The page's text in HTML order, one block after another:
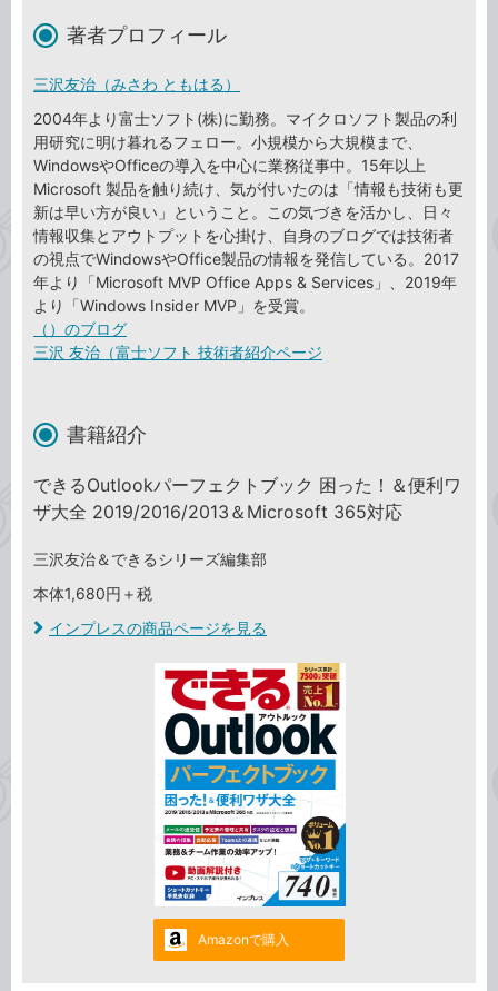
著者プロフィール
三沢友治（みさわ ともはる）
2004年より富士ソフト(株)に勤務。マイクロソフト製品の利
用研究に明け暮れるフェロー。小規模から大規模まで、
WindowsやOfficeの導入を中心に業務従事中。15年以上
Microsoft 製品を触り続け、気が付いたのは「情報も技術も更
新は早い方が良い」ということ。この気づきを活かし、日々
情報収集とアウトプットを心掛け、自身のブログでは技術者
の視点でWindowsやOffice製品の情報を発信している。2017
年より「Microsoft MVP Office Apps & Services」、2019年
より「Windows Insider MVP」を受賞。
（）のブログ
三沢 友治（富士ソフト 技術者紹介ページ
書籍紹介
できるOutlookパーフェクトブック 困った！＆便利ワ
ザ大全 2019/2016/2013＆Microsoft 365対応
三沢友治＆できるシリーズ編集部
本体1,680円＋税
インプレスの商品ページを見る
Amazonで購入